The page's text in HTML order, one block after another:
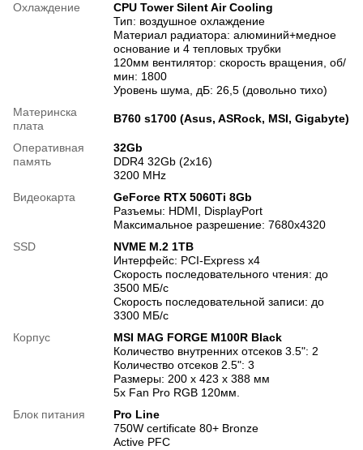
Охлаждение
CPU Tower Silent Air Cooling
Тип: воздушное охлаждение
Материал радиатора: алюминий+медное
основание и 4 тепловых трубки
120мм вентилятор: скорость вращения, об/
мин: 1800
Уровень шума, дБ: 26,5 (довольно тихо)
Материнска
плата
B760 s1700 (Asus, ASRock, MSI, Gigabyte)
Оперативная
память
32Gb
DDR4 32Gb (2x16)
3200 MHz
Видеокарта
GeForce RTX 5060Ti 8Gb
Разъемы: HDMI, DisplayPort
Максимальное разрешение: 7680x4320
SSD
NVME M.2 1TB
Интерфейс: PCI-Express x4
Скорость последовательного чтения: до
3500 МБ/с
Скорость последовательной записи: до
3300 МБ/с
Корпус
MSI MAG FORGE M100R Black
Количество внутренних отсеков 3.5": 2
Количество отсеков 2.5": 3
Размеры: 200 х 423 х 388 мм
5х Fan Pro RGB 120мм.
Блок питания
Pro Line
750W certificate 80+ Bronze
Active PFC